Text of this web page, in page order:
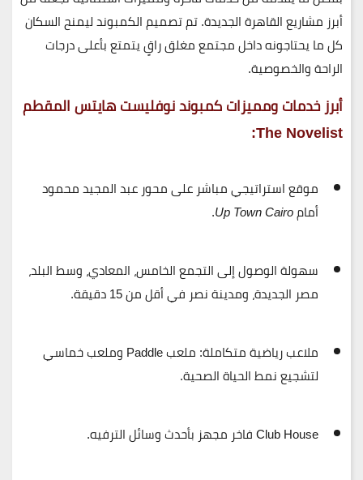
أبرز مشاريع القاهرة الجديدة. تم تصميم الكمبوند ليمنح السكان
كل ما يحتاجونه داخل مجتمع مغلق راقٍ يتمتع بأعلى درجات
الراحة والخصوصية.
أبرز خدمات ومميزاتكمبوند نوفليست هايتس المقطم
The Novelist:
موقع استراتيجيمباشر على محور عبد المجيد محمود
أمامUp Town Cairo
.
سهولة الوصولإلى التجمع الخامس، المعادي، وسط البلد،
مصر الجديدة، ومدينة نصر في أقل من 15 دقيقة.
ملاعب رياضية متكاملة
: ملعب Paddle وملعب خماسي
لتشجيع نمط الحياة الصحية.
Club House فاخر مجهز بأحدث وسائل الترفيه.